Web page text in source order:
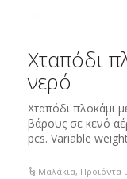
Χταπόδι
νερό
Χταπόδι πλοκάμι
βάρους σε κενό
pcs. Variable
Μαλάκια, Προϊόντα